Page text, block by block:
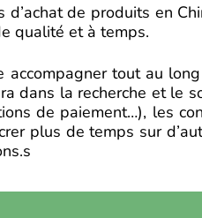
d’achat de produits en
qualité et à temps.
accompagner tout au
dans la recherche et le
de paiement…), les
plus de temps sur